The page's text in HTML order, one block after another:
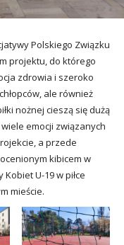
Polskiego Związku
projektu, do którego
zdrowia i szeroko
ale również
nożnej cieszą się dużą
emocji związanych
a przede
kibicem w
U-19 w piłce
mieście.